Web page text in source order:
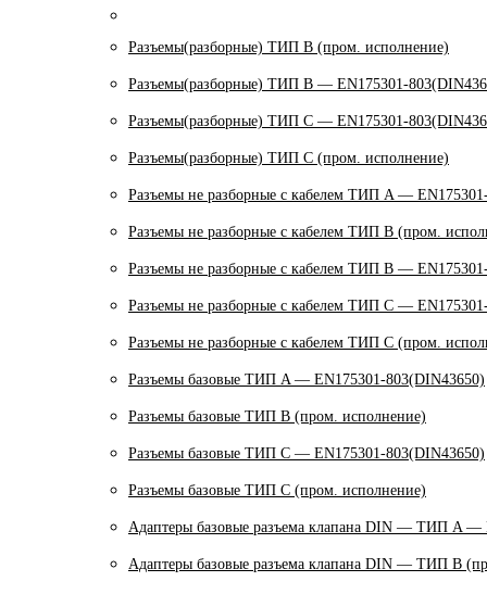
Разъемы(разборные) ТИП В (пром. исполнение)
Разъемы(разборные) ТИП B — EN175301-
Разъемы(разборные) ТИП C — EN175301-
Разъемы(разборные) ТИП С (пром. исполнение)
Разъемы не разборные с кабелем ТИП A —
Разъемы не разборные с кабелем ТИП B (пром.
Разъемы не разборные с кабелем ТИП B —
Разъемы не разборные с кабелем ТИП C —
Разъемы не разборные с кабелем ТИП C (пром.
Разъемы базовые ТИП A — EN175301-803(DIN43650)
Разъемы базовые ТИП В (пром. исполнение)
Разъемы базовые ТИП C — EN175301-803(DIN43650)
Разъемы базовые ТИП C (пром. исполнение)
Адаптеры базовые разъема клапана DIN — ТИП A —
Адаптеры базовые разъема клапана DIN — ТИП B